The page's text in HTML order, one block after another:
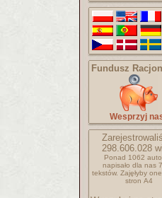
Fundusz
Wesprzyj
298.606.028
Ponad 1062
napisało dla nas
tekstów. Zajęłyby
stron A4